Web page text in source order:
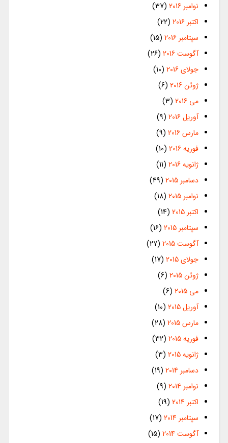
نوامبر 2016
(37)
اکتبر 2016
(22)
سپتامبر 2016
(15)
آگوست 2016
(26)
جولای 2016
(10)
ژوئن 2016
(6)
می 2016
(3)
آوریل 2016
(9)
مارس 2016
(9)
فوریه 2016
(10)
ژانویه 2016
(11)
دسامبر 2015
(49)
نوامبر 2015
(18)
اکتبر 2015
(14)
سپتامبر 2015
(16)
آگوست 2015
(27)
جولای 2015
(17)
ژوئن 2015
(6)
می 2015
(6)
آوریل 2015
(10)
مارس 2015
(28)
فوریه 2015
(32)
ژانویه 2015
(3)
دسامبر 2014
(19)
نوامبر 2014
(9)
اکتبر 2014
(19)
سپتامبر 2014
(17)
آگوست 2014
(15)